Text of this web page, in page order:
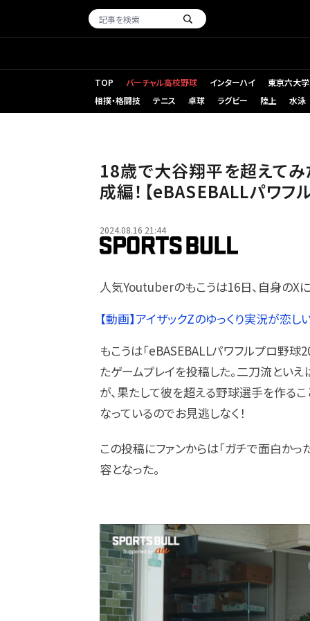
TOP バーチャル高校野球 インターハイ
東京六大
相撲・格闘技
テニス 卓球 ラグビー 陸上 水泳
18歳で大谷翔平を超えてみ
成編！【eBASEBALLパワ
2024.08.16 21:44
人気Youtuberのもこうは16日、自身のX
【動画】アイザックZのゆっくり実況が恋
もこうは「eBASEBALLパワフルプロ野
たゲームプレイを投稿した。二刀流とい
が、果たして彼を超える野球選手を作る
なっているのでお見逃しなく！
この投稿にファンからは「ガチで面白かっ
容となった。